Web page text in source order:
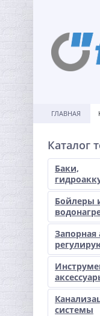
ГЛАВНАЯ
Каталог
Баки,
Бойлеры
Запорная
системы